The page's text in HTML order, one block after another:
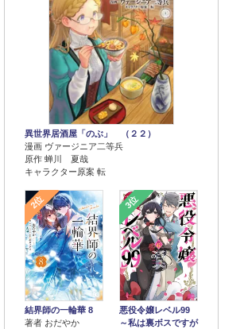
異世界居酒屋「のぶ」 （２２）
漫画 ヴァージニア二等兵
原作 蝉川 夏哉
キャラクター原案 転
2位
結界師の一輪華 8
著者 おだやか
3位
悪役令嬢レベル99
～私は裏ボスですが